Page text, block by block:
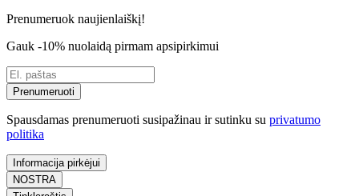
Prenumeruok naujienlaiškį!
Gauk -10% nuolaidą pirmam apsipirkimui
Prenumeruoti
Spausdamas prenumeruoti susipažinau ir sutinku su privatumo
politika
Informacija pirkėjui
NOSTRA